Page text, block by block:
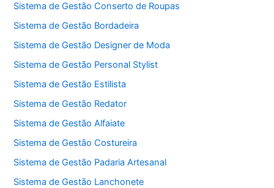
Sistema de Gestão Conserto de Roupas
Sistema de Gestão Bordadeira
Sistema de Gestão Designer de Moda
Sistema de Gestão Personal Stylist
Sistema de Gestão Estilista
Sistema de Gestão Redator
Sistema de Gestão Alfaiate
Sistema de Gestão Costureira
Sistema de Gestão Padaria Artesanal
Sistema de Gestão Lanchonete